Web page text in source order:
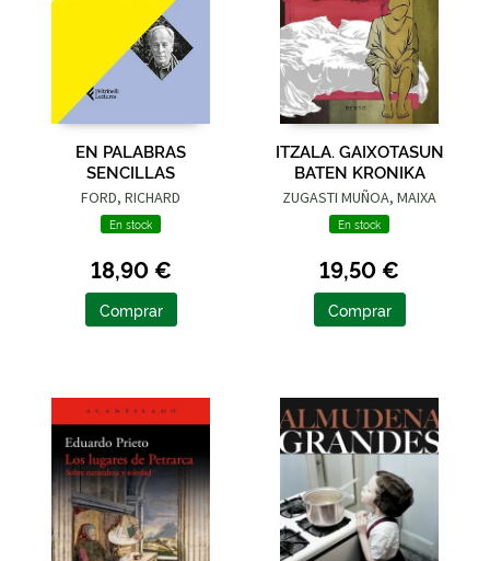
EN PALABRAS
SENCILLAS
FORD, RICHARD
En stock
18,90 €
Comprar
ITZALA. GAIXOTASUN
BATEN KRONIKA
ZUGASTI MUÑOA, MAIXA
En stock
19,50 €
Comprar